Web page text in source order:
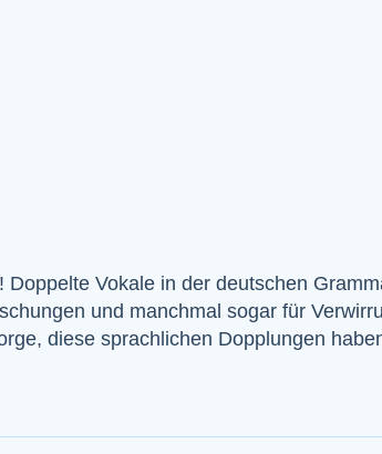
Vokale in der deutschen
und manchmal sogar für
diese sprachlichen Dopplungen